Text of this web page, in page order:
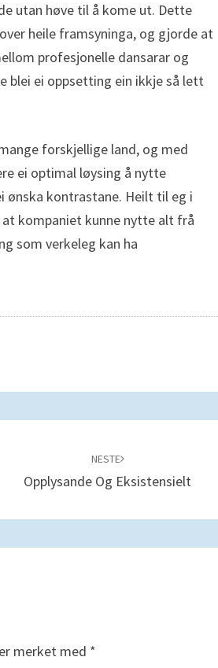
utan høve til å kome ut. Dette
heile framsyninga, og gjorde at
profesjonelle dansarar og
blei ei oppsetting ein ikkje så lett
forskjellige land, og med
ei optimal løysing å nytte
ønska kontrastane. Heilt til eg i
kompaniet kunne nytte alt frå
som verkeleg kan ha
NESTE
Opplysande Og Eksistensielt
merket med *